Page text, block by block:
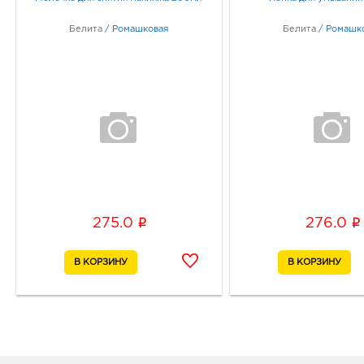
Белита / Ромашковая
275.0 i
Белита /
276.0 i